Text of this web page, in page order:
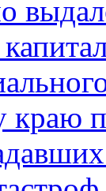
краю